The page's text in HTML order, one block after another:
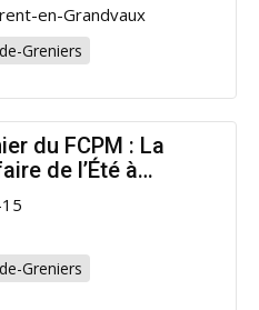
en-Grandvaux
Greniers
du FCPM : La
de l’Été à
Greniers